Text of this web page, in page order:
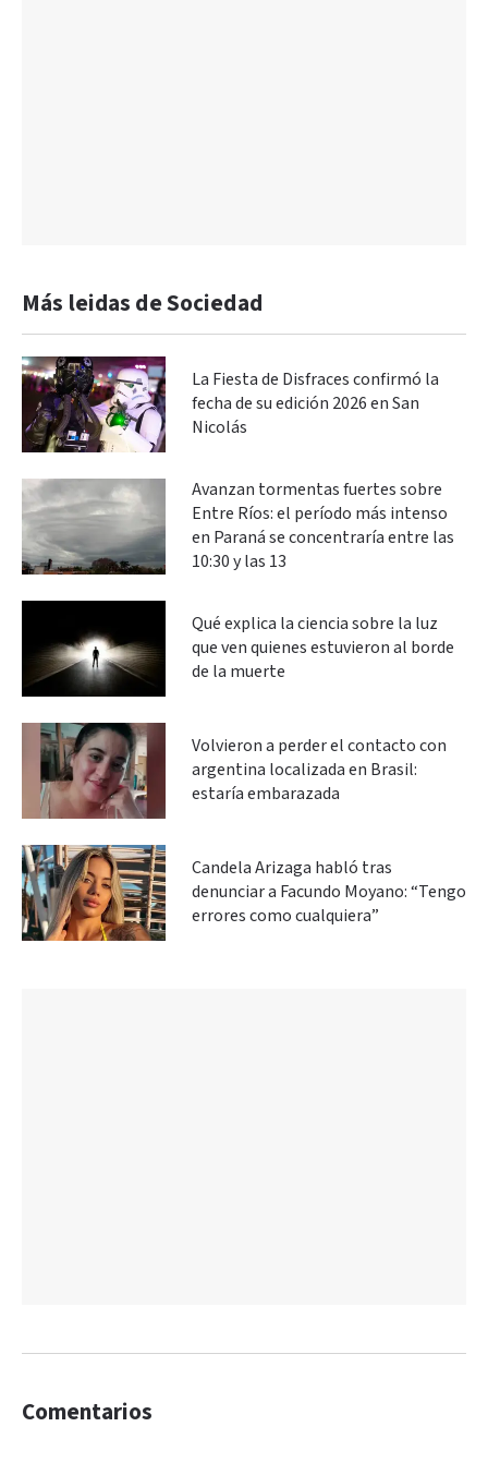
Más leidas de Sociedad
La Fiesta de Disfraces confirmó la
fecha de su edición 2026 en San
Nicolás
Avanzan tormentas fuertes sobre
Entre Ríos: el período más intenso
en Paraná se concentraría entre las
10:30 y las 13
Qué explica la ciencia sobre la luz
que ven quienes estuvieron al borde
de la muerte
Volvieron a perder el contacto con
argentina localizada en Brasil:
estaría embarazada
Candela Arizaga habló tras
denunciar a Facundo Moyano: “Tengo
errores como cualquiera”
Comentarios